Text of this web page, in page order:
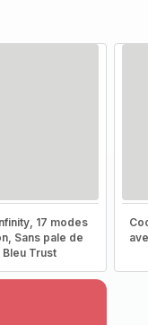
17 modes
Sans pale de
Trust